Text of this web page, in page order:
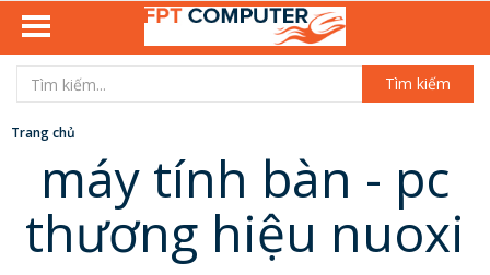
Tìm kiếm
Trang chủ
máy tính bàn - pc
thương hiệu nuoxi